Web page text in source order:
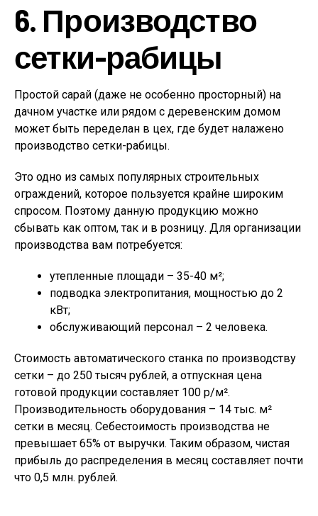
6. Производство
сетки-рабицы
Простой сарай (даже не особенно просторный) на
дачном участке или рядом с деревенским домом
может быть переделан в цех, где будет налажено
производство сетки-рабицы.
Это одно из самых популярных строительных
ограждений, которое пользуется крайне широким
спросом. Поэтому данную продукцию можно
сбывать как оптом, так и в розницу. Для организации
производства вам потребуется:
утепленные площади – 35-40 м²;
подводка электропитания, мощностью до 2
кВт;
обслуживающий персонал – 2 человека.
Стоимость автоматического станка по производству
сетки – до 250 тысяч рублей, а отпускная цена
готовой продукции составляет 100 р/м².
Производительность оборудования – 14 тыс. м²
сетки в месяц. Себестоимость производства не
превышает 65% от выручки. Таким образом, чистая
прибыль до распределения в месяц составляет почти
что 0,5 млн. рублей.